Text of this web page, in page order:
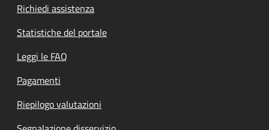
Richiedi assistenza
Statistiche del portale
Leggi le FAQ
Pagamenti
Riepilogo valutazioni